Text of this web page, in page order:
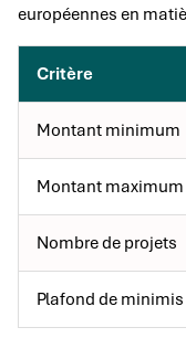
européennes en
Critère
Montant minimum
Montant maximum
Nombre de projets
Plafond de minimis